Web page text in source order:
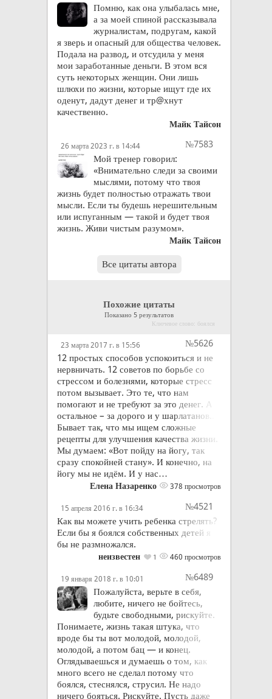
Помню, как она улыбалась мне,
а за моей спиной рассказывала
журналистам, подругам, какой
я зверь и опасный для общества человек.
Подала на развод, и отсудила у меня
мои заработанные деньги. В этом вся
суть некоторых женщин. Они лишь
шлюхи по жизни, которые ищут где их
оденут, дадут денег и тр@хнут
качественно.
Майк Тайсон
26 марта 2023 г. в 14:44
№7583
Мой тренер говорил:
«Внимательно следи за своими
мыслями, потому что твоя
жизнь будет полностью отражать твои
мысли. Если ты будешь нерешительным
или испуганным — такой и будет твоя
жизнь. Живи чистым разумом».
Майк Тайсон
Все цитаты автора
Похожие цитаты
Показано 5 результатов
Ключевое слово: боялся
23 марта 2017 г. в 15:56
№5626
12 простых способов успокоиться и не
нервничать. 12 советов по борьбе со
стрессом и болезнями, которые стресс
потом вызывает. Это те, что нам
помогают и не требуют за это денег. А
остальное – за дорого и у шарлатанов...
Бывает так, что мы ищем сложные
рецепты для улучшения качества жизни.
Мы думаем: «Вот пойду на йогу, так
сразу спокойней стану». И конечно, на
йогу мы не идём. И у нас…
Елена Назаренко 378 просмотров
15 апреля 2016 г. в 16:34
№4521
Как вы можете учить ребенка стрелять?
Если бы я боялся собственных детей я
бы не размножался.
неизвестен 1 460 просмотров
19 января 2018 г. в 10:01
№6489
Пожалуйста, верьте в себя,
любите, ничего не бойтесь,
будьте свободными, рискуйте.
Понимаете, жизнь такая штука, что
вроде бы ты вот молодой, молодой,
молодой, а потом бац — и конец.
Оглядываешься и думаешь о том, как
много всего не сделал потому что
боялся, стеснялся, струсил. Не надо
ничего бояться. Рискуйте. Пусть даже